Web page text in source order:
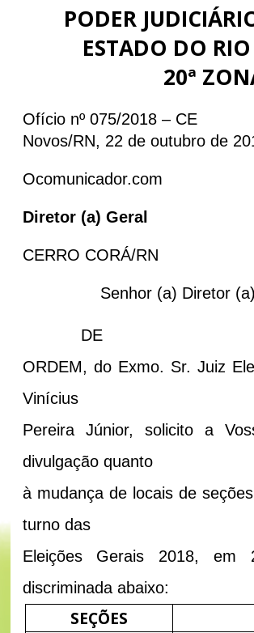
PODER
ESTADO DO
20ª
Ofício nº 075/
Novos/RN, 22 de outubro de
Ocomunicador.com
Diretor (a) Geral
CERRO CORÁ/RN
Senhor (a) Diretor
DE
ORDEM, do Exmo. Sr. Juiz
Vinícius
Pereira Júnior, solicito a
divulgação quanto
à mudança de locais de
turno das
Eleições Gerais 2018, em
discriminada abaixo:
SEÇÕES